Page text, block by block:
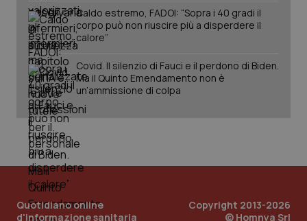
Caldo estremo, FADOI: “Sopra i 40 gradi il
corpo può non riuscire più a disperdere il
calore”
Covid. Il silenzio di Fauci e il perdono di Biden.
Ma il Quinto Emendamento non è
un’ammissione di colpa
Quotidiano online
d'informazione sanitaria
Copyright 2013-2026
© Homnya Srl